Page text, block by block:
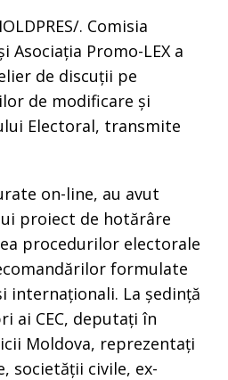
. Comisia
Asociația Promo-LEX a
de discuții pe
de modificare și
Electoral, transmite
on-line, au avut
proiect de hotărâre
procedurilor electorale
formulate
internaționali. La ședință
ai CEC, deputați în
Moldova, reprezentați
societății civile, ex-